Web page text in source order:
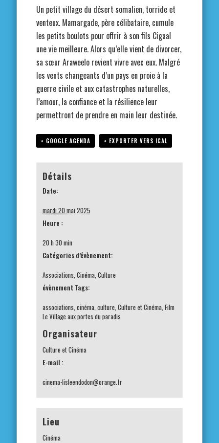
Un petit village du désert somalien, torride et
venteux. Mamargade, père célibataire, cumule
les petits boulots pour offrir à son fils Cigaal
une vie meilleure. Alors qu’elle vient de divorcer,
sa sœur Araweelo revient vivre avec eux. Malgré
les vents changeants d’un pays en proie à la
guerre civile et aux catastrophes naturelles,
l’amour, la confiance et la résilience leur
permettront de prendre en main leur destinée.
+ GOOGLE AGENDA + EXPORTER VERS ICAL
Détails
Date:
mardi 20 mai 2025
Heure :
20 h 30 min
Catégories d’évènement:
Associations Cinéma Culture
évènement Tags:
associations cinéma culture Culture et Cinéma Film
Le Village aux portes du paradis
Organisateur
Culture et Cinéma
E-mail :
cinema-lisleendodon@orange.fr
Lieu
Cinéma